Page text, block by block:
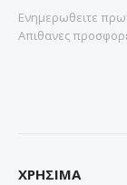
Ενημερωθειτε
Απιθανες
ΧΡΗΣΙΜΑ